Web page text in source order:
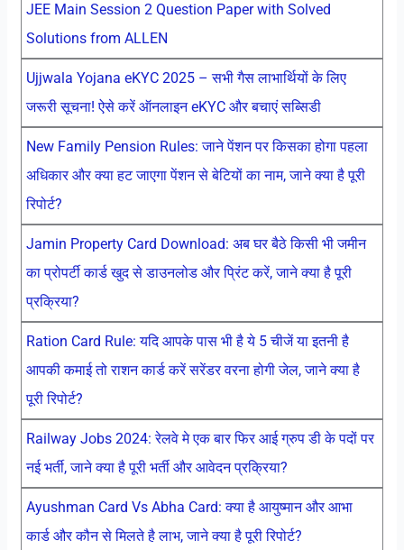
JEE Main Session 2 Question Paper with Solved
Solutions from ALLEN
Ujjwala Yojana eKYC 2025 – सभी गैस लाभार्थियों के लिए
जरूरी सूचना! ऐसे करें ऑनलाइन eKYC और बचाएं सब्सिडी
New Family Pension Rules: जाने पेंशन पर किसका होगा पहला
अधिकार और क्या हट जाएगा पेंशन से बेटियों का नाम, जाने क्या है पूरी
रिपोर्ट?
Jamin Property Card Download: अब घर बैठे किसी भी जमीन
का प्रोपर्टी कार्ड खुद से डाउनलोड और प्रिंट करें, जाने क्या है पूरी
प्रक्रिया?
Ration Card Rule: यदि आपके पास भी है ये 5 चीजें या इतनी है
आपकी कमाई तो राशन कार्ड करें सरेंडर वरना होगी जेल, जाने क्या है
पूरी रिपोर्ट?
Railway Jobs 2024: रेलवे मे एक बार फिर आई ग्रुप डी के पदों पर
नई भर्ती, जाने क्या है पूरी भर्ती और आवेदन प्रक्रिया?
Ayushman Card Vs Abha Card: क्या है आयुष्मान और आभा
कार्ड और कौन से मिलते है लाभ, जाने क्या है पूरी रिपोर्ट?